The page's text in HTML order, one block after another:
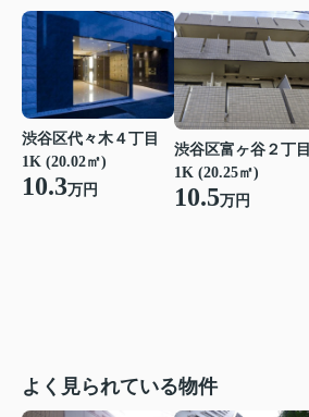
渋谷区代々木４丁目
1K (20.02㎡)
10.3万円
渋谷区富ヶ谷２丁目
1K (20.25㎡)
10.5万円
よく見られている物件